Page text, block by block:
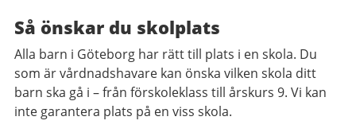
Så önskar du skolplats
Alla barn i Göteborg har rätt till plats i en skola. Du
som är vårdnadshavare kan önska vilken skola ditt
barn ska gå i – från förskoleklass till årskurs 9. Vi kan
inte garantera plats på en viss skola.